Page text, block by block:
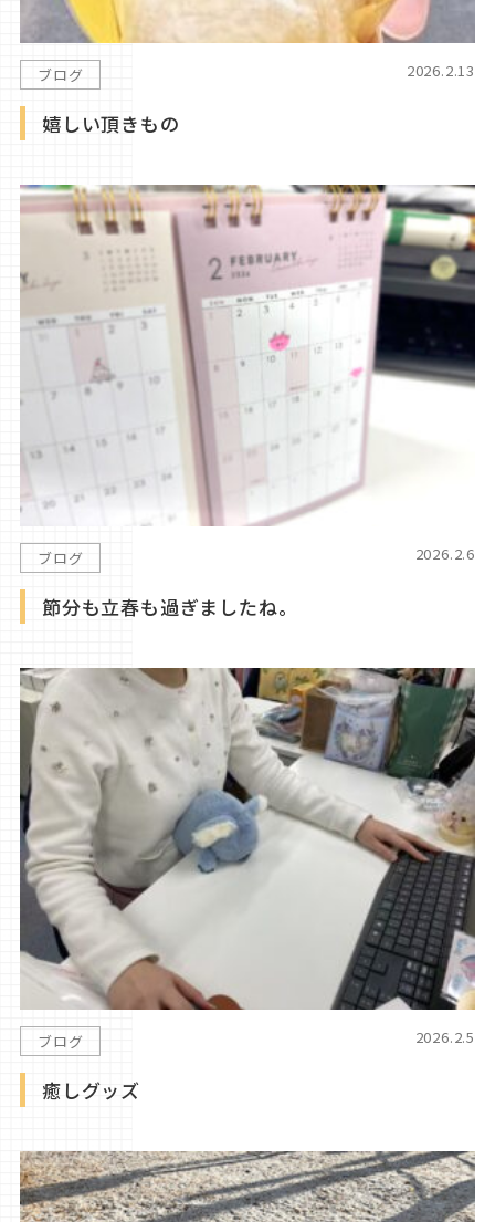
ブログ 2026.2.13
嬉しい頂きもの
ブログ 2026.2.6
節分も立春も過ぎましたね。
ブログ 2026.2.5
癒しグッズ